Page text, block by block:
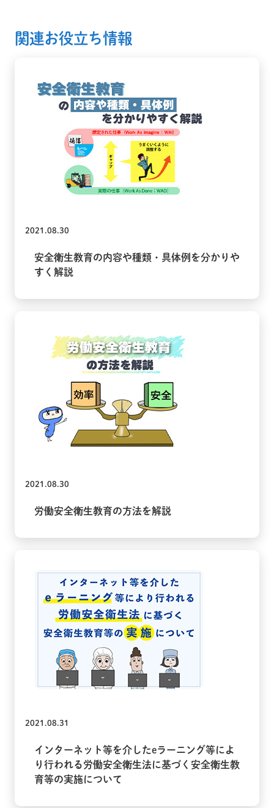
関連お役立ち情報
2021.08.30
安全衛生教育の内容や種類・具体例を分かりや
すく解説
2021.08.30
労働安全衛生教育の方法を解説
2021.08.31
インターネット等を介したeラーニング等によ
り行われる労働安全衛生法に基づく安全衛生教
育等の実施について